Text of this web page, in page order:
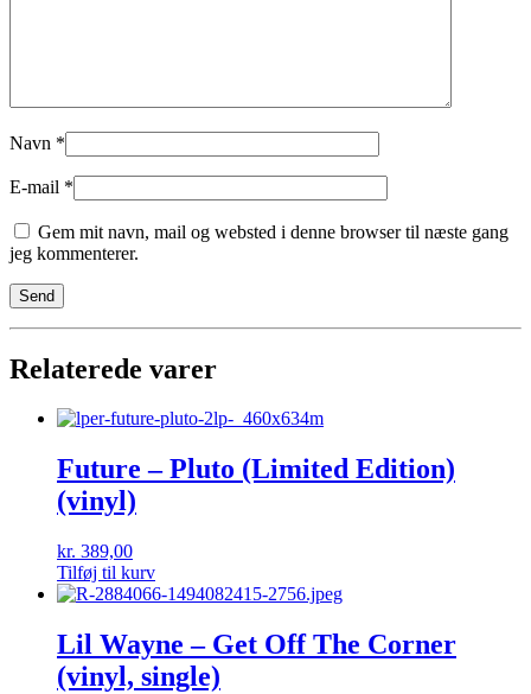
Navn *
E-mail *
Gem mit navn, mail og websted i denne browser til næste gang
jeg kommenterer.
Relaterede varer
Future – Pluto (Limited Edition)
(vinyl)
kr. 389,00
Tilføj til kurv
Lil Wayne – Get Off The Corner
(vinyl, single)